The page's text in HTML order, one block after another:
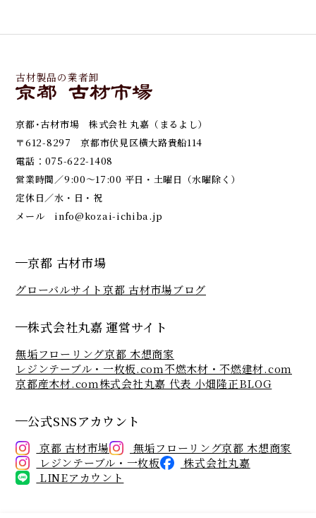
古材製品の業者卸
京都･古材市場 株式会社 丸嘉（まるよし）
〒612-8297 京都市伏見区横大路貴船114
電話： 075-622-1408
営業時間／9:00～17:00 平日・土曜日（水曜除く）
定休日／水・日・祝
メール info@kozai-ichiba.jp
京都 古材市場
グローバルサイト京都 古材市場ブログ
株式会社丸嘉 運営サイト
無垢フローリング京都 木想商家
レジンテーブル・一枚板.com不燃木材・不燃建材.com
京都産木材.com株式会社丸嘉 代表 小畑隆正BLOG
公式SNSアカウント
京都 古材市場
無垢フローリング京都 木想商家
レジンテーブル・一枚板
株式会社丸嘉
LINEアカウント